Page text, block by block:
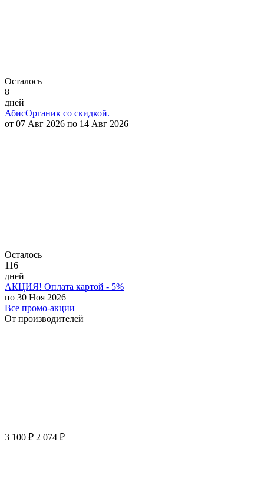
Осталось
8
дней
АбисОрганик со скидкой.
от 07 Авг 2026 по 14 Авг 2026
Осталось
116
дней
АКЦИЯ! Оплата картой - 5%
по 30 Ноя 2026
Все промо-акции
От производителей
3 100 ₽ 2 074 ₽